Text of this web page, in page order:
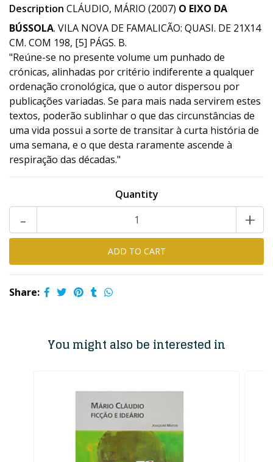
Description CLÁUDIO, MÁRIO (2007) O EIXO DA
BÚSSOLA. VILA NOVA DE FAMALICÃO: QUASI. DE 21X14
CM. COM 198, [5] PÁGS. B.
"Reúne-se no presente volume um punhado de
crónicas, alinhadas por critério indiferente a qualquer
ordenação cronológica, que o autor dispersou por
publicações variadas. Se para mais nada servirem estes
textos, poderão sublinhar o que das circunstâncias de
uma vida possui a sorte de transitar à curta história de
uma semana, e o que desta raramente ascende à
respiração das décadas."
Quantity
+
-
Share:
You might also be interested in